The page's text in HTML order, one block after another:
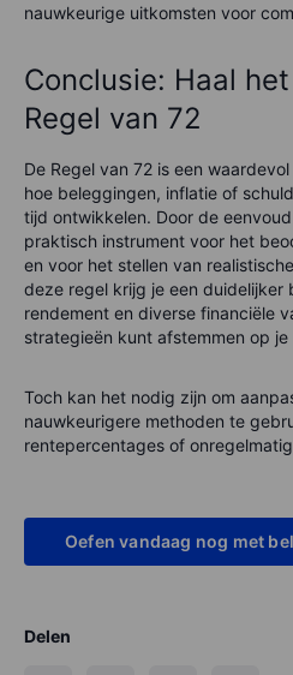
nauwkeurige uitkomsten voor
Conclusie: Haal
Regel van 72
De Regel van 72 is een
hoe beleggingen, inflatie of
tijd ontwikkelen. Door de
praktisch instrument voor het
en voor het stellen van
deze regel krijg je een duidelijker
rendement en diverse financiële
strategieën kunt afstemmen op
Toch kan het nodig zijn om
nauwkeurigere methoden te
rentepercentages of
Oefen vandaag nog met
Delen